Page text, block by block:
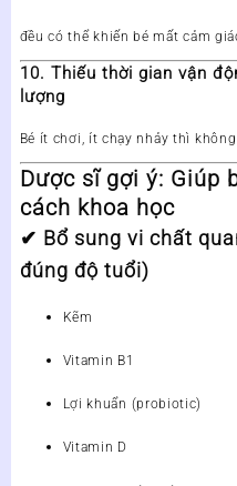
đều có thể khiến bé mất cảm
10. Thiếu thời gian vận
lượng
Bé ít chơi, ít chạy nhảy thì
Dược sĩ gợi ý: Giúp
cách khoa học
✔ Bổ sung vi chất
đúng độ tuổi)
Kẽm
Vitamin B1
Lợi khuẩn (probiotic)
Vitamin D